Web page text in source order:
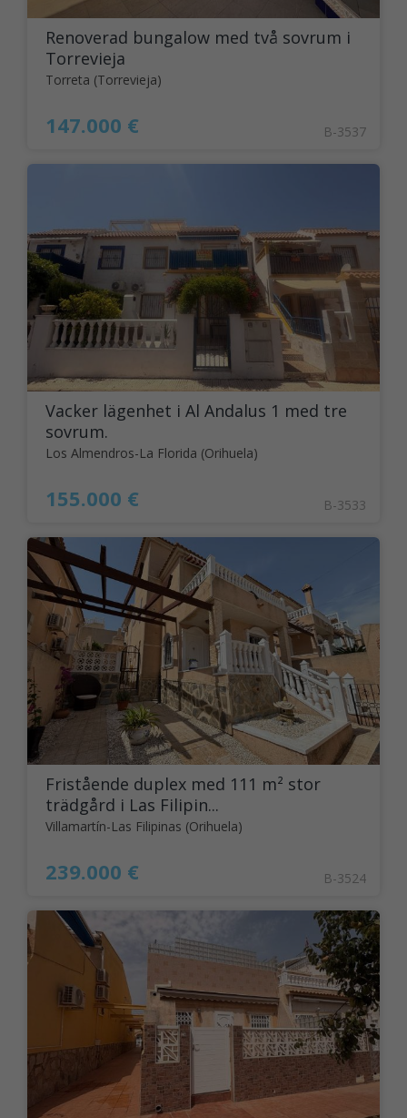
Renoverad bungalow med två sovrum i
Torrevieja
Torreta (Torrevieja)
147.000 € B-3537
Vacker lägenhet i Al Andalus 1 med tre
sovrum.
Los Almendros-La Florida (Orihuela)
155.000 € B-3533
Fristående duplex med 111 m² stor
trädgård i Las Filipin...
Villamartín-Las Filipinas (Orihuela)
239.000 € B-3524